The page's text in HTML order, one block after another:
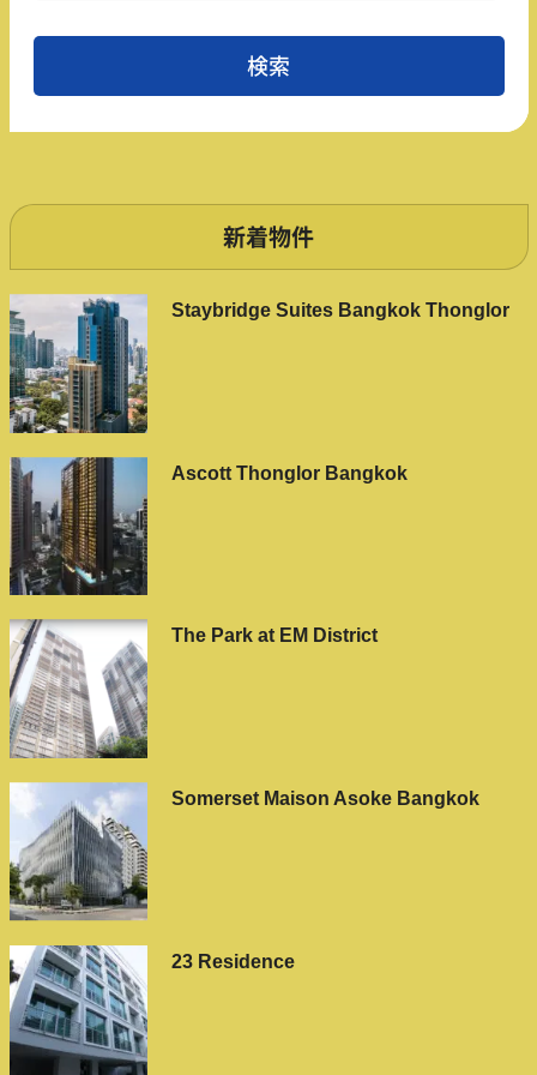
新着物件
Staybridge Suites Bangkok Thonglor
Ascott Thonglor Bangkok
The Park at EM District
Somerset Maison Asoke Bangkok
23 Residence